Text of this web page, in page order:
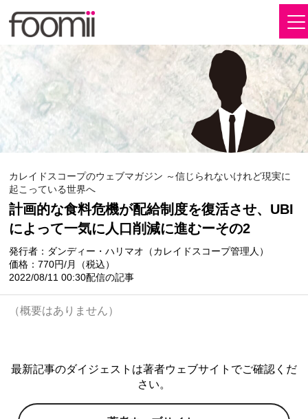
カレイドスコープのウェブマガジン ～信じられないけれど現実に
起こっている世界へ
計画的な食料危機が配給制度を復活させ、UBI
によって一気に人口削減に進むーその2
発行者：ダンディー・ハリマオ（カレイドスコープ管理人）
価格：770円/月（税込）
2022/08/11 00:30配信の記事
（概要はありません）
最新記事のダイジェストは著者ウェブサイトでご確認くだ
さい。